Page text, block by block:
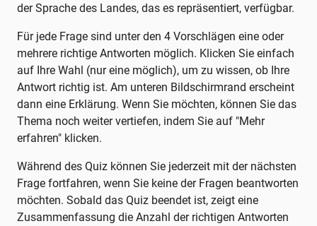
der Sprache des Landes, das es repräsentiert, verfügbar.
Für jede Frage sind unter den 4 Vorschlägen eine oder
mehrere richtige Antworten möglich. Klicken Sie einfach
auf Ihre Wahl (nur eine möglich), um zu wissen, ob Ihre
Antwort richtig ist. Am unteren Bildschirmrand erscheint
dann eine Erklärung. Wenn Sie möchten, können Sie das
Thema noch weiter vertiefen, indem Sie auf "Mehr
erfahren" klicken.
Während des Quiz können Sie jederzeit mit der nächsten
Frage fortfahren, wenn Sie keine der Fragen beantworten
möchten. Sobald das Quiz beendet ist, zeigt eine
Zusammenfassung die Anzahl der richtigen Antworten